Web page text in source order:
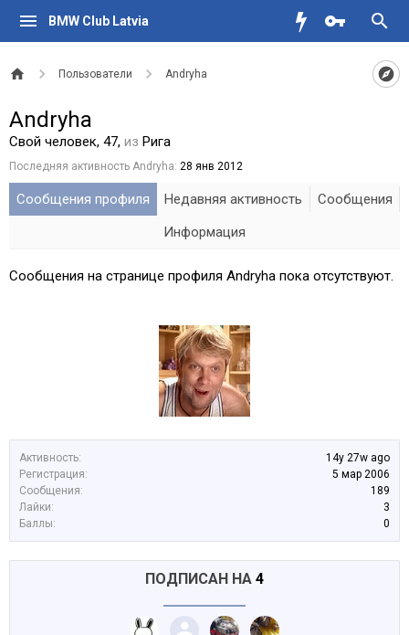
BMW Club Latvia
Пользователи Andryha
Активность:
14y 27w ago
Регистрация:
5 мар 2006
Сообщения:
189
Лайки:
3
Баллы:
0
ПОДПИСАН НА 4
Andryha
Свой человек, 47, из Рига
Последняя активность Andryha: 28 янв 2012
Сообщения профиля Недавняя активность
Сообщения
Информация
Сообщения на странице профиля Andryha пока отсутствуют.